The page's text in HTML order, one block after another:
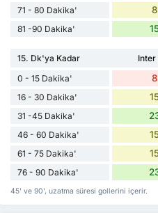
71 - 80 Dakika'
81 -90 Dakika'
15. Dk'ya Kadar Inter
0 - 15 Dakika'
16 - 30 Dakika'
31 -45 Dakika'
46 - 60 Dakika'
61 - 75 Dakika'
76 - 90 Dakika'
45' ve 90', uzatma süresi gollerini içerir.